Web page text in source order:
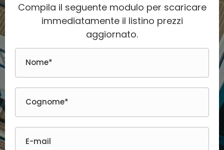
Compila il seguente modulo per scaricare
immediatamente il listino prezzi
aggiornato.